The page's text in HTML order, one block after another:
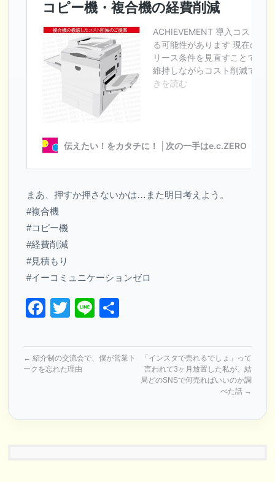
まあ、押すか押さないかは…また明日考えよう。
#複合機
#コピー機
#経費削減
#見積もり
#イーコミュニケーションゼロ
Facebook
Twitter
Line
← 紹介制の交流会で、僕が営業ト
ークを忘れた理由
「インスタで売れるでしょ」って
言われて3ヶ月放置した私が、結
局どのSNSで何売ればいいのか調
べた話 →